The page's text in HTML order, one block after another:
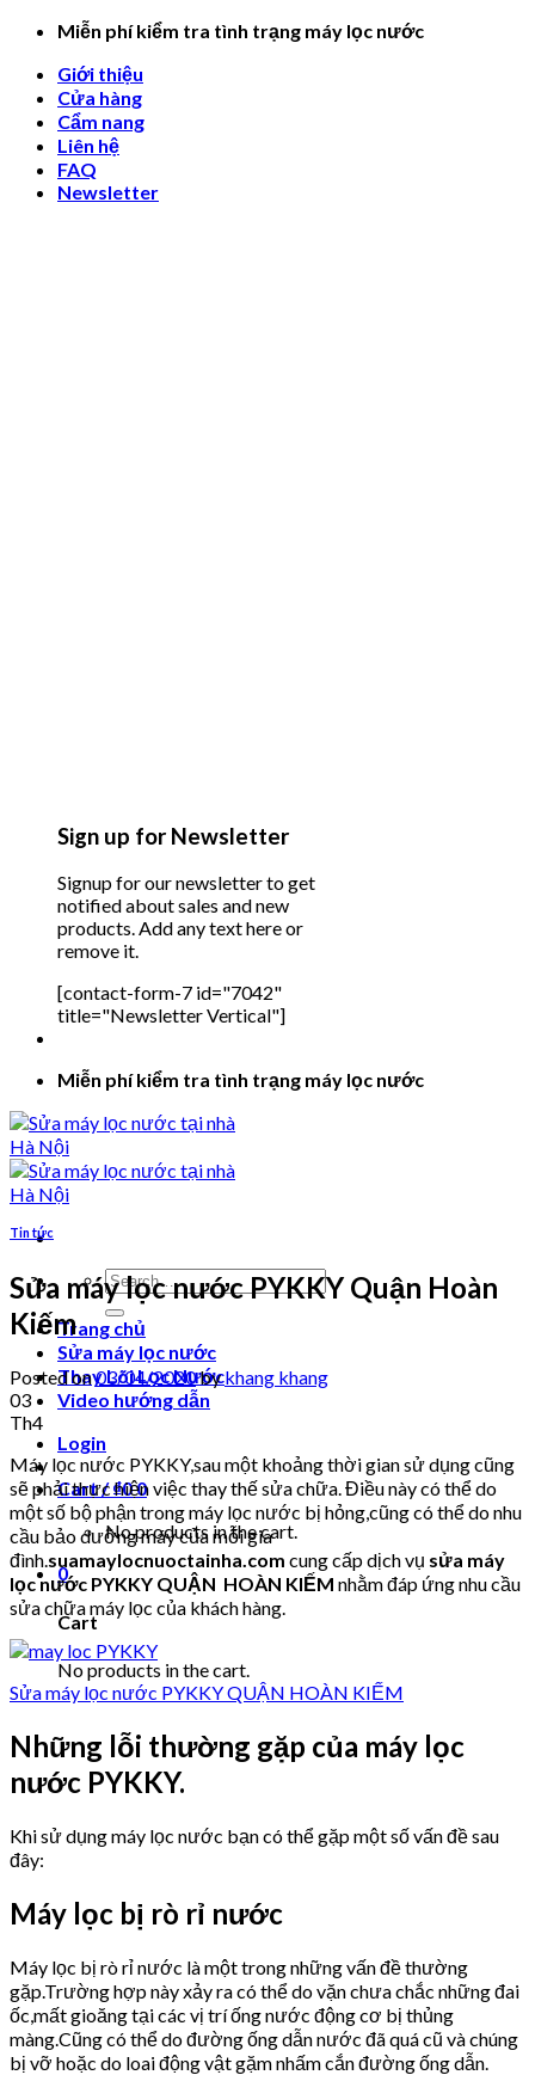
Skip
content
Miễn phí kiểm tra tình trạng máy lọc nước
Giới thiệu
Cửa hàng
Cẩm nang
Liên hệ
FAQ
Newsletter
Sign up for Newsletter
Signup for our newsletter to get
notified about sales and new
products. Add any text here or
remove it.
[contact-form-7 id="7042"
title="Newsletter Vertical"]
Miễn phí kiểm tra tình trạng máy lọc nước
Search
for:
Trang chủ
Sửa máy lọc nước
Thay Lõi Lọc Nước
Video hướng dẫn
Login
Cart /₫00
No products in the cart.
0
Cart
No products in the cart.
Tin tức
Sửa máy lọc nước PYKKY Quận Hoàn
Kiếm
Posted on03/04/2020bykhang khang
03
Th4
Máy lọc nước PYKKY,sau một khoảng thời gian sử dụng cũng
sẽ phải thực hiện việc thay thế sửa chữa. Điều này có thể do
một số bộ phận trong máy lọc nước bị hỏng,cũng có thể do nhu
cầu bảo dưỡng máy của mỗi gia
đình.suamaylocnuoctainha.com cung cấp dịch vụ sửa máy
lọc nước PYKKY QUẬN HOÀN KIẾM nhằm đáp ứng nhu cầu
sửa chữa máy lọc của khách hàng.
Sửa máy lọc nước PYKKY QUẬN HOÀN KIẾM
Những lỗi thường gặp của máy lọc
nước PYKKY.
Khi sử dụng máy lọc nước bạn có thể gặp một số vấn đề sau
đây:
Máy lọc bị rò rỉ nước
Máy lọc bị rò rỉ nước là một trong những vấn đề thường
gặp.Trường hợp này xảy ra có thể do vặn chưa chắc những đai
ốc,mất gioăng tại các vị trí ống nước động cơ bị thủng
màng.Cũng có thể do đường ống dẫn nước đã quá cũ và chúng
bị vỡ hoặc do loai động vật gặm nhấm cắn đường ống dẫn.